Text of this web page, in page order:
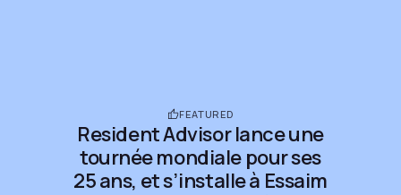
FEATURED
Resident Advisor lance une
tournée mondiale pour ses
25 ans, et s’installe à Essaim